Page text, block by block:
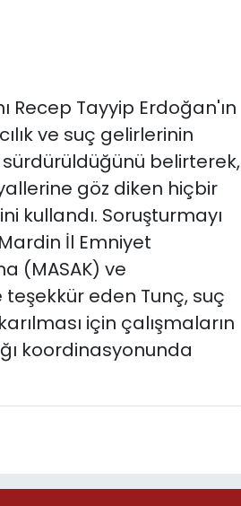
Recep Tayyip Erdoğan'ın
ve suç gelirlerinin
belirterek,
göz diken hiçbir
kullandı. Soruşturmayı
İl Emniyet
(MASAK) ve
eden Tunç, suç
için çalışmaların
koordinasyonunda